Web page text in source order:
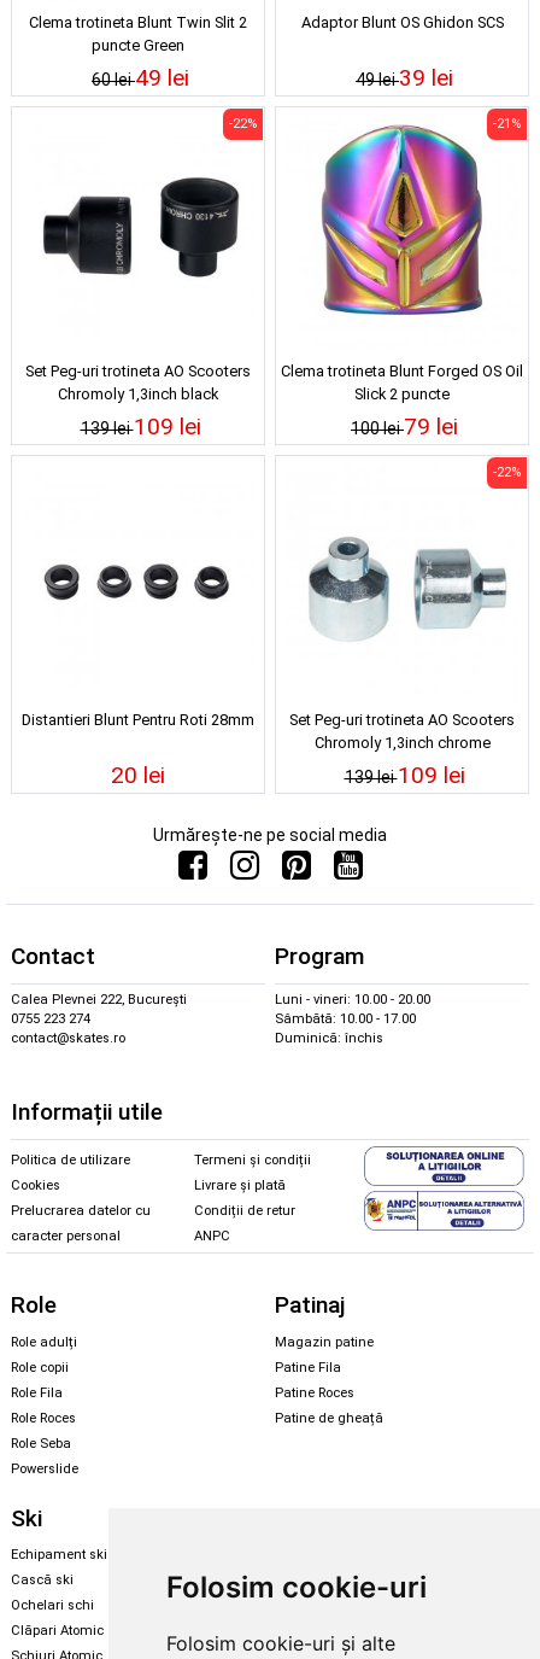
Folosim cookie-uri
Folosim cookie-uri și alte
Clema trotineta Blunt Twin Slit 2
puncte Green
60 lei49 lei
Adaptor Blunt OS Ghidon SCS
49 lei39 lei
Set Peg-uri trotineta AO Scooters
Chromoly 1,3inch black
139 lei
-22%
109 lei
Clema trotineta Blunt Forged OS Oil
Slick 2 puncte
100 lei
-21%
79 lei
Distantieri Blunt Pentru Roti 28mm
20 lei
Set Peg-uri trotineta AO Scooters
Chromoly 1,3inch chrome
139 lei
-22%
109 lei
Urmărește-ne pe social media
Contact
Calea Plevnei 222, București
0755 223 274
contact@skates.ro
Program
Luni - vineri: 10.00 - 20.00
Sâmbătă: 10.00 - 17.00
Duminică: închis
Informații utile
Politica de utilizare
Cookies
Prelucrarea datelor cu
caracter personal
Termeni și condiții
Livrare și plată
Condiții de retur
ANPC
Role
Role adulți
Role copii
Role Fila
Role Roces
Role Seba
Powerslide
Patinaj
Magazin patine
Patine Fila
Patine Roces
Patine de gheață
Ski
Echipament ski
Cască ski
Ochelari schi
Clăpari Atomic
Echipament snowboard